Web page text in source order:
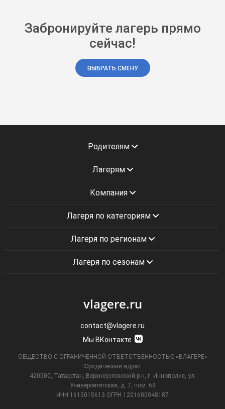
Забронируйте лагерь прямо
сейчас!
ВЫБРАТЬ СМЕНУ
Родителям
Лагерям
Компания
Лагеря по категориям
Лагеря по регионам
Лагеря по сезонам
vlagere.ru
contact@vlagere.ru
Мы ВКонтакте
ОБЩЕСТВО С ОГРАНИЧЕННОЙ ОТВЕТСТВЕННОСТЬЮ «ВЛАГЕРЕ»
Юридический адрес:
420500, Татарстан, Верхнеуслонский р-н, г. Иннополис, ул.
Университетская,
д. 7, пом. 68
ИНН 1615015613 ОГРН 1201600048187